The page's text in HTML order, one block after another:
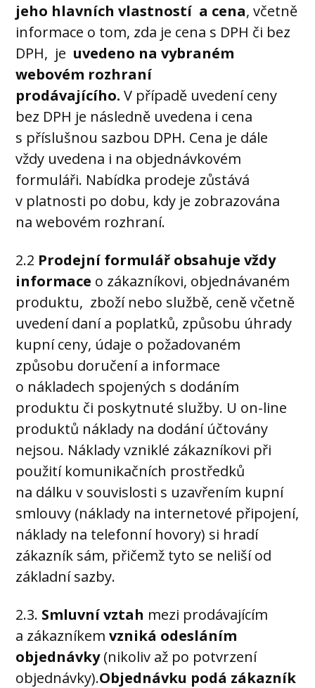
jeho hlavních vlastností a cena, včetně
informace o tom, zda je cena s DPH či bez
DPH, je uvedeno na vybraném
webovém rozhraní
prodávajícího.V případě uvedení ceny
bez DPH je následně uvedena i cena
s příslušnou sazbou DPH. Cena je dále
vždy uvedena i na objednávkovém
formuláři. Nabídka prodeje zůstává
v platnosti po dobu, kdy je zobrazována
na webovém rozhraní.
2.2 Prodejní formulář obsahuje vždy
informace o zákazníkovi, objednávaném
produktu, zboží nebo službě, ceně včetně
uvedení daní a poplatků, způsobu úhrady
kupní ceny, údaje o požadovaném
způsobu doručení a informace
o nákladech spojených s dodáním
produktu či poskytnuté služby. U on-line
produktů náklady na dodání účtovány
nejsou. Náklady vzniklé zákazníkovi při
použití komunikačních prostředků
na dálku v souvislosti s uzavřením kupní
smlouvy (náklady na internetové připojení,
náklady na telefonní hovory) si hradí
zákazník sám, přičemž tyto se neliší od
základní sazby.
2.3. Smluvní vztah mezi prodávajícím
a zákazníkemvzniká odesláním
objednávky(nikoliv až po potvrzení
objednávky).Objednávku podá zákazník